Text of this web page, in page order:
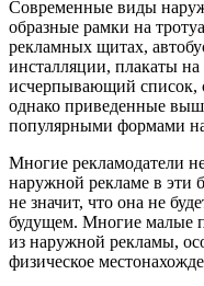
Современные виды
образные рамки на
рекламных щитах,
инсталляции, плакаты
исчерпывающий список,
однако приведенные
популярными формами
Многие рекламодатели
наружной рекламе в эти
не значит, что она не
будущем. Многие малые
из наружной рекламы,
физическое